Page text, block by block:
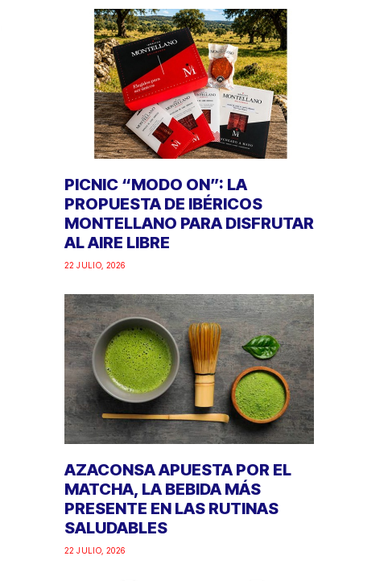
PICNIC “MODO ON”: LA
PROPUESTA DE IBÉRICOS
MONTELLANO PARA DISFRUTAR
AL AIRE LIBRE
22 JULIO, 2026
AZACONSA APUESTA POR EL
MATCHA, LA BEBIDA MÁS
PRESENTE EN LAS RUTINAS
SALUDABLES
22 JULIO, 2026